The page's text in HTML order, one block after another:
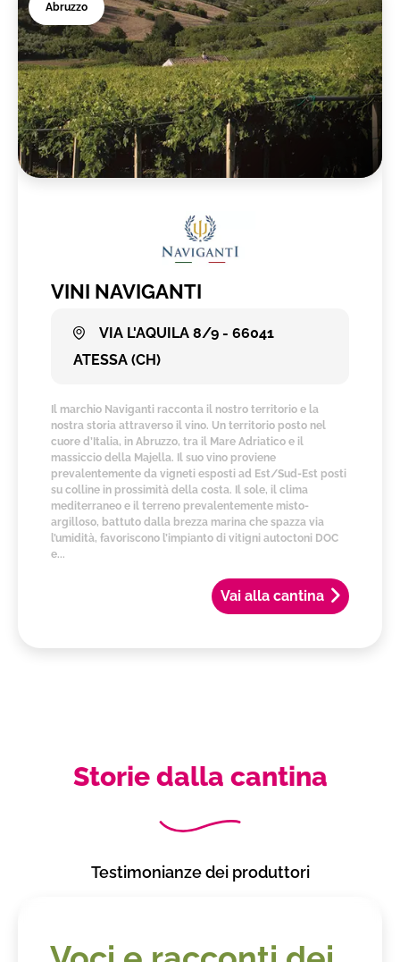
Abruzzo
VINI NAVIGANTI
VIA L'AQUILA 8/9 - 66041
ATESSA (CH)
Vai alla cantina
Il marchio Naviganti racconta il nostro territorio e la
nostra storia attraverso il vino. Un territorio posto nel
cuore d’Italia, in Abruzzo, tra il Mare Adriatico e il
massiccio della Majella. Il suo vino proviene
prevalentemente da vigneti esposti ad Est/Sud-Est posti
su colline in prossimità della costa. Il sole, il clima
mediterraneo e il terreno prevalentemente misto-
argilloso, battuto dalla brezza marina che spazza via
l’umidità, favoriscono l’impianto di vitigni autoctoni DOC
e...
Storie dalla cantina
Testimonianze dei produttori